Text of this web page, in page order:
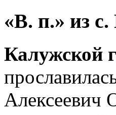
«В. п.» из с.
Калужской
Алексеевич